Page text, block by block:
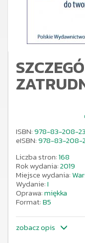
ISBN:978-83-208-
eISBN:978-83-208-
Liczba stron:168
Rok wydania:2019
Miejsce wydania:
Wydanie:I
Oprawa:miękka
Format:B5
zobacz opis